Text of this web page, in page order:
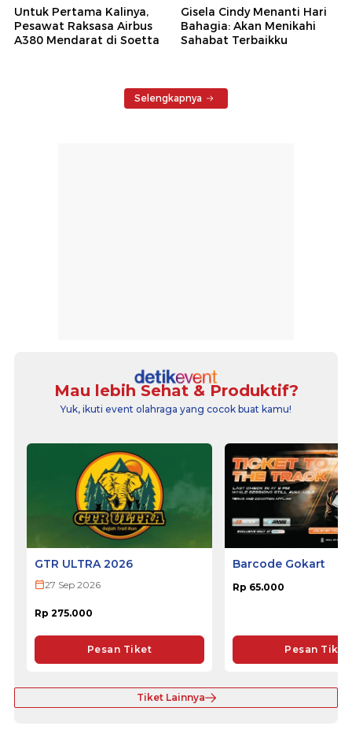
Untuk Pertama Kalinya,
Pesawat Raksasa Airbus
A380 Mendarat di Soetta
Gisela Cindy Menanti Hari
Bahagia: Akan Menikahi
Sahabat Terbaikku
Selengkapnya
Mau lebih Sehat & Produktif?
Yuk, ikuti event olahraga yang cocok buat kamu!
GTR ULTRA 2026
27 Sep 2026
Rp 275.000
Pesan Tiket
Barcode Gokart
Rp 65.000
Pesan Tiket
Tiket Lainnya